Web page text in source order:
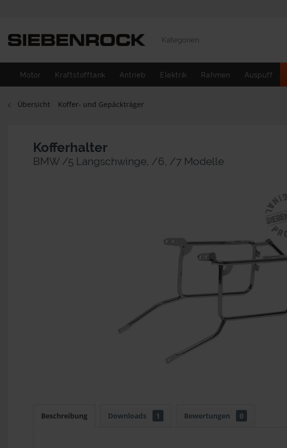
Kategorien
Motor Kraftstofftank Antrieb Elektrik Rahmen Auspuff
Übersicht Koffer- und Gepäckträger
Kofferhalter
BMW /5 Langschwinge, /6, /7 Modelle
Beschreibung Downloads 1 Bewertungen 0